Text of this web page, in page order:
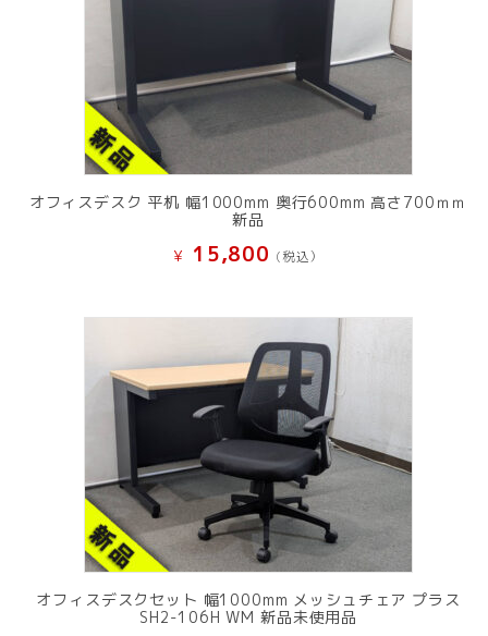
オフィスデスク 平机 幅1000mm 奥行600mm 高さ700ｍｍ
新品
¥ 15,800 (税込）
オフィスデスクセット 幅1000mm メッシュチェア プラス
SH2-106H WM 新品未使用品